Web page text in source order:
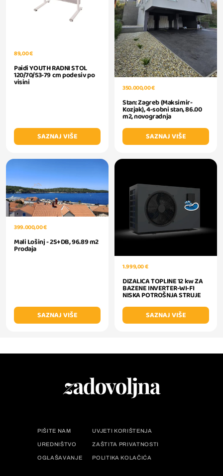
89,00 €
Paidi YOUTH RADNI STOL
120/70/53-79 cm podesiv po
visini
SAZNAJ VIŠE
350.000,00 €
Stan: Zagreb (Maksimir-
Kozjak), 4-sobni stan, 86.00
m2, novogradnja
SAZNAJ VIŠE
399.000,00 €
Mali Lošinj - 2S+DB, 96.89 m2
Prodaja
SAZNAJ VIŠE
1.999,00 €
DIZALICA TOPLINE 12 kw ZA
BAZENE INVERTER-WI-FI
NISKA POTROŠNJA STRUJE
SAZNAJ VIŠE
PIŠITE NAM UVJETI KORIŠTENJA
UREDNIŠTVO ZAŠTITA PRIVATNOSTI
OGLAŠAVANJE POLITIKA KOLAČIĆA